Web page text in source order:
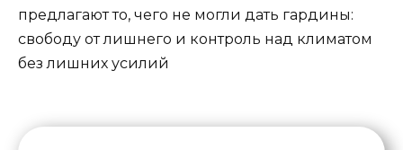
предлагают то, чего не могли дать гардины:
свободу от лишнего и контроль над климатом
без лишних усилий